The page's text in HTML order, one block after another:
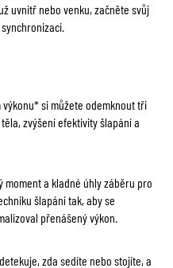
uvnitř nebo venku, začněte svůj
si můžete odemknout tři
zvýšení efektivity šlapání a
moment a kladné úhly záběru pro
šlapání tak, aby se
přenášený výkon.
zda sedíte nebo stojíte, a